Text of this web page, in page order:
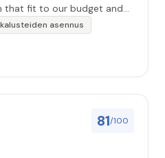
that fit to our budget and
nice and modern. Her
she has a lot of experience
the plans according to
asennus
81/100